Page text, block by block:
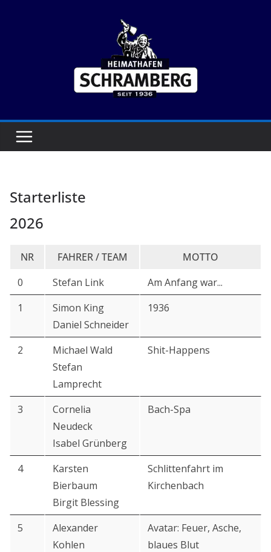
Starterliste
2026
NR FAHRER / TEAM
MOTTO
0
Stefan Link
Am Anfang war...
1
Simon King
Daniel Schneider
1936
2
Michael Wald
Stefan
Lamprecht
Shit-Happens
3
Cornelia
Neudeck
Isabel Grünberg
Bach-Spa
4
Karsten
Bierbaum
Birgit Blessing
Schlittenfahrt im
Kirchenbach
5
Alexander
Kohlen
Avatar: Feuer, Asche,
blaues Blut